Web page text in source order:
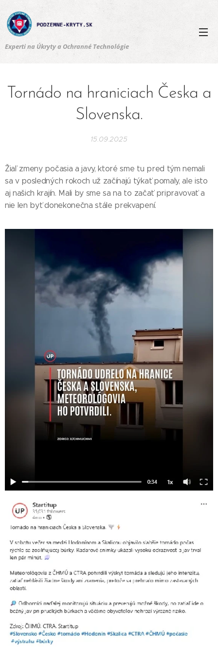
Experti na Úkryty a Ochranné Technológie
Tornádo na hraniciach Česka a
Slovenska.
15.09.2025
Žiaľ zmeny počasia a javy, ktoré sme tu pred tým nemali
sa v posledných rokoch už začínajú týkať pomaly, ale isto
aj našich krajín. Mali by sme sa na to začať pripravovať a
nie len byť donekonečna stále prekvapení.